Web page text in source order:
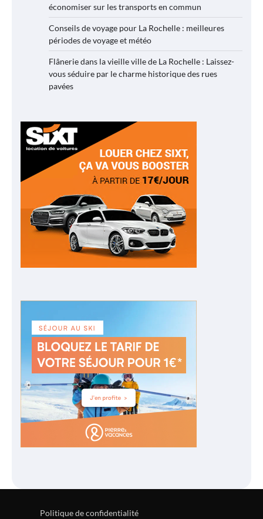
économiser sur les transports en commun
Conseils de voyage pour La Rochelle : meilleures
périodes de voyage et météo
Flânerie dans la vieille ville de La Rochelle : Laissez-
vous séduire par le charme historique des rues
pavées
Politique de confidentialité